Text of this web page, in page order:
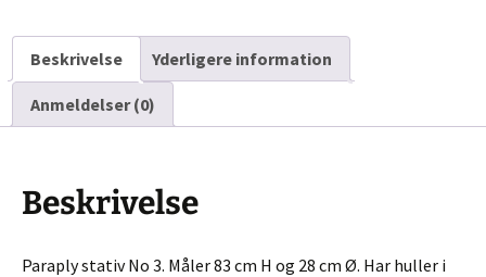
antal
Beskrivelse Yderligere information
Anmeldelser (0)
Beskrivelse
Paraply stativ No 3. Måler 83 cm H og 28 cm Ø. Har huller i